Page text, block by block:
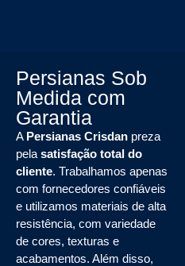
Persianas Sob
Medida com
Garantia
A Persianas Crisdan preza
pela satisfação total do
cliente. Trabalhamos apenas
com fornecedores confiáveis
e utilizamos materiais de alta
resistência, com variedade
de cores, texturas e
acabamentos. Além disso,